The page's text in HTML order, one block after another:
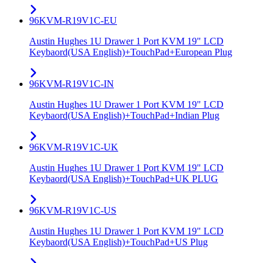
96KVM-R19V1C-EU
Austin Hughes 1U Drawer 1 Port KVM 19" LCD
Keybaord(USA English)+TouchPad+European Plug
96KVM-R19V1C-IN
Austin Hughes 1U Drawer 1 Port KVM 19" LCD
Keybaord(USA English)+TouchPad+Indian Plug
96KVM-R19V1C-UK
Austin Hughes 1U Drawer 1 Port KVM 19" LCD
Keybaord(USA English)+TouchPad+UK PLUG
96KVM-R19V1C-US
Austin Hughes 1U Drawer 1 Port KVM 19" LCD
Keybaord(USA English)+TouchPad+US Plug